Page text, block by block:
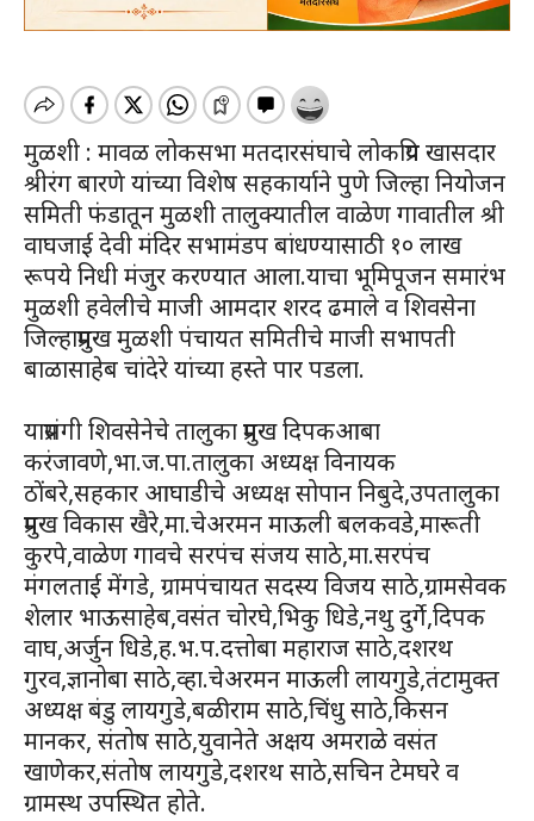
मुळशी : मावळ लोकसभा मतदारसंघाचे लोकप्रिय खासदार
श्रीरंग बारणे यांच्या विशेष सहकार्याने पुणे जिल्हा नियोजन
समिती फंडातून मुळशी तालुक्यातील वाळेण गावातील श्री
वाघजाई देवी मंदिर सभामंडप बांधण्यासाठी १० लाख
रूपये निधी मंजुर करण्यात आला.याचा भूमिपूजन समारंभ
मुळशी हवेलीचे माजी आमदार शरद ढमाले व शिवसेना
जिल्हाप्रमुख मुळशी पंचायत समितीचे माजी सभापती
बाळासाहेब चांदेरे यांच्या हस्ते पार पडला.
याप्रसंगी शिवसेनेचे तालुका प्रमुख दिपकआबा
करंजावणे,भा.ज.पा.तालुका अध्यक्ष विनायक
ठोंबरे,सहकार आघाडीचे अध्यक्ष सोपान निबुदे,उपतालुका
प्रमुख विकास खैरे,मा.चेअरमन माऊली बलकवडे,मारूती
कुरपे,वाळेण गावचे सरपंच संजय साठे,मा.सरपंच
मंगलताई मेंगडे, ग्रामपंचायत सदस्य विजय साठे,ग्रामसेवक
शेलार भाऊसाहेब,वसंत चोरघे,भिकु धिडे,नथु दुर्गे,दिपक
वाघ,अर्जुन धिडे,ह.भ.प.दत्तोबा महाराज साठे,दशरथ
गुरव,ज्ञानोबा साठे,व्हा.चेअरमन माऊली लायगुडे,तंटामुक्त
अध्यक्ष बंडु लायगुडे,बळीराम साठे,चिंधु साठे,किसन
मानकर, संतोष साठे,युवानेते अक्षय अमराळे वसंत
खाणेकर,संतोष लायगुडे,दशरथ साठे,सचिन टेमघरे व
ग्रामस्थ उपस्थित होते.